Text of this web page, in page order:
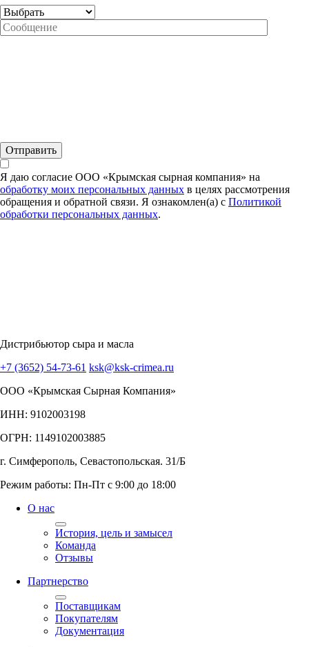
Я даю согласие ООО «Крымская сырная компания» на
обработку моих персональных данных в целях рассмотрения
обращения и обратной связи. Я ознакомлен(а) с Политикой
обработки персональных данных.
Дистрибьютор сыра и масла
+7 (3652) 54-73-61 ksk@ksk-crimea.ru
ООО «Крымская Сырная Компания»
ИНН: 9102003198
ОГРН: 1149102003885
г. Симферополь, Севастопольская. 31/Б
Режим работы: Пн-Пт с 9:00 до 18:00
О нас
История, цель и замысел
Команда
Отзывы
Партнерство
Поставщикам
Покупателям
Документация